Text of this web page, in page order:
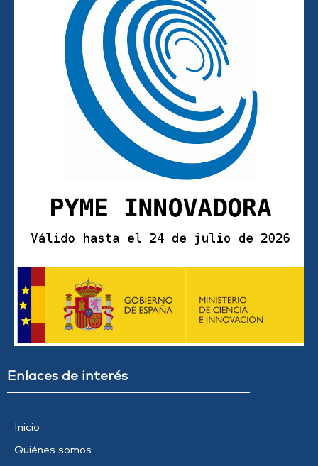
Enlaces de interés
Inicio
Quiénes somos